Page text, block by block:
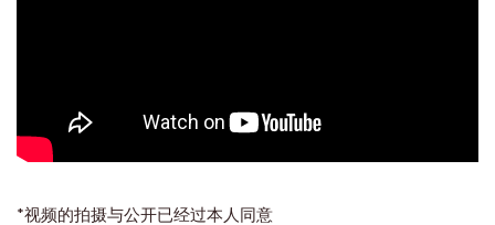
*视频的拍摄与公开已经过本人同意